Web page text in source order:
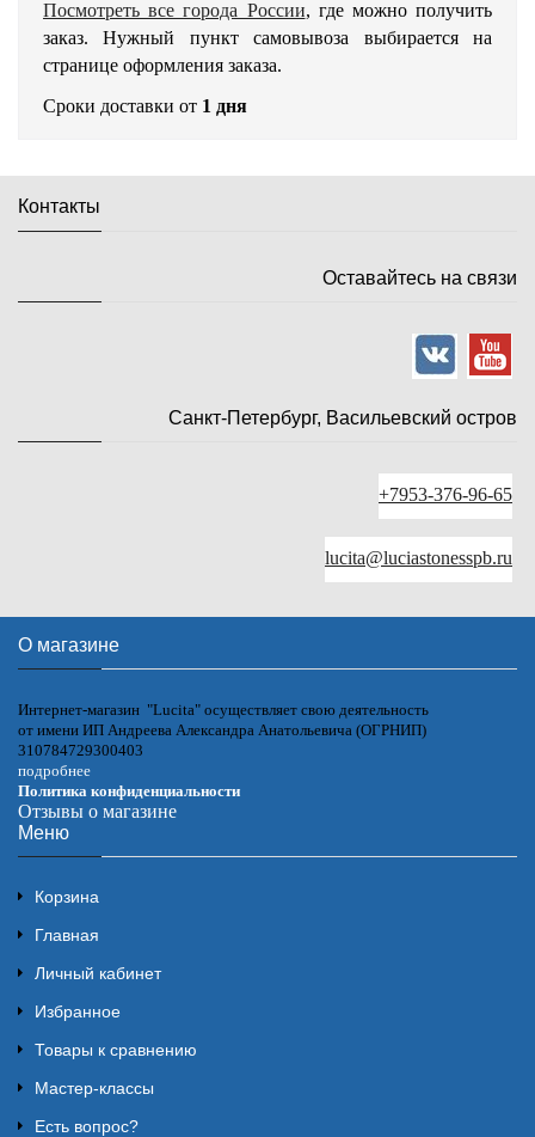
Посмотреть все города России, где можно получить
заказ. Нужный пункт самовывоза выбирается на
странице оформления заказа.
Сроки доставки от 1 дня
Контакты
Оставайтесь на связи
Санкт-Петербург, Васильевский остров
+7953-376-96-65
lucita@luciastonesspb.ru
О магазине
Интернет-магазин "Lucita" осуществляет свою деятельность
от имени ИП Андреева Александра Анатольевича (ОГРНИП)
310784729300403
подробнее
Политика конфиденциальности
Отзывы о магазине
Меню
Корзина
Главная
Личный кабинет
Избранное
Товары к сравнению
Мастер-классы
Есть вопрос?